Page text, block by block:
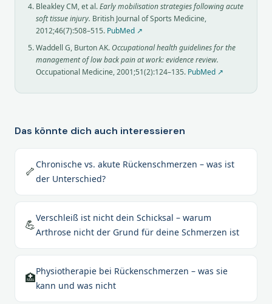
Bleakley CM, et al.Early mobilisation strategies following acute
soft tissue injury. British Journal of Sports Medicine,
2012;46(7):508–515. PubMed ↗
Waddell G, Burton AK. Occupational health guidelines for the
management of low back pain at work: evidence review.
Occupational Medicine, 2001;51(2):124–135. PubMed ↗
Das könnte dich auch interessieren
🦴 Chronische vs. akute Rückenschmerzen – was ist
der Unterschied?
💪Verschleiß ist nicht dein Schicksal – warum
Arthrose nicht der Grund für deine Schmerzen ist
🏥Physiotherapie bei Rückenschmerzen – was sie
kann und was nicht